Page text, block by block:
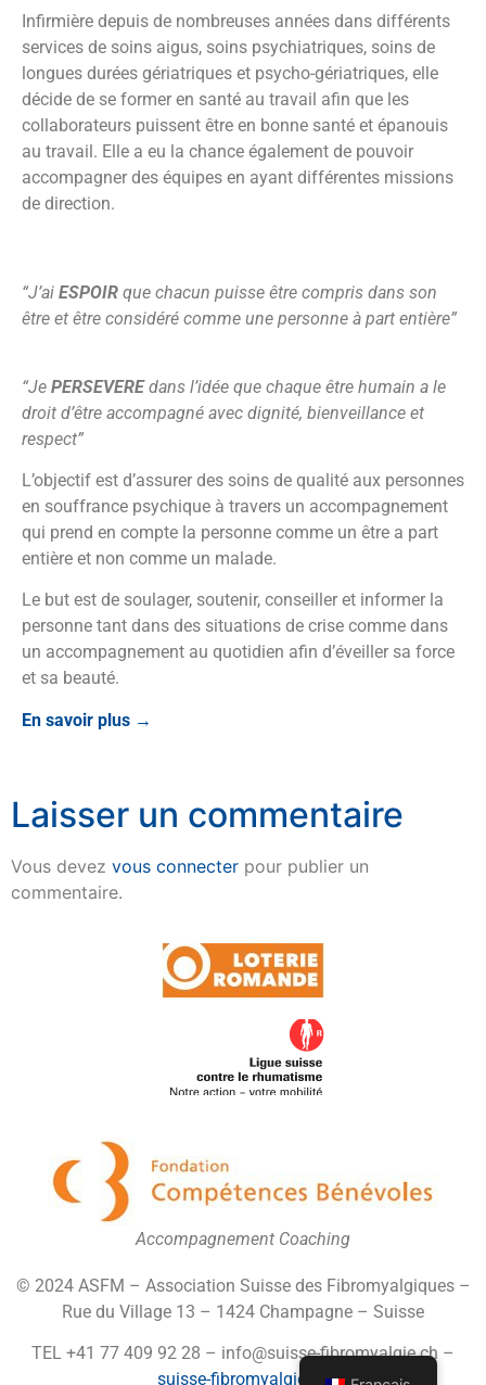
Infirmière depuis de nombreuses années dans différents
services de soins aigus, soins psychiatriques, soins de
longues durées gériatriques et psycho-gériatriques, elle
décide de se former en santé au travail afin que les
collaborateurs puissent être en bonne santé et épanouis
au travail. Elle a eu la chance également de pouvoir
accompagner des équipes en ayant différentes missions
de direction.
“J’ai ESPOIR que chacun puisse être compris dans son
être et être considéré comme une personne à part entière”
“Je PERSEVEREdans l’idée que chaque être humain a le
droit d’être accompagné avec dignité, bienveillance et
respect”
L’objectif est d’assurer des soins de qualité aux personnes
en souffrance psychique à travers un accompagnement
qui prend en compte la personne comme un être a part
entière et non comme un malade.
Le but est de soulager, soutenir, conseiller et informer la
personne tant dans des situations de crise comme dans
un accompagnement au quotidien afin d’éveiller sa force
et sa beauté.
En savoir plus →
Laisser un commentaire
Vous devez vous connecter pour publier un
commentaire.
Accompagnement Coaching
© 2024 ASFM – Association Suisse des Fibromyalgiques –
Rue du Village 13 – 1424 Champagne – Suisse
TEL +41 77 409 92 28 – info@suisse-fibromyalgie.ch –
suisse-fibromyalgie.ch